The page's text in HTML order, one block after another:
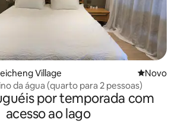
Village Novo
Novo
da água (quarto para 2 pessoas)
por temporada com
acesso ao lago